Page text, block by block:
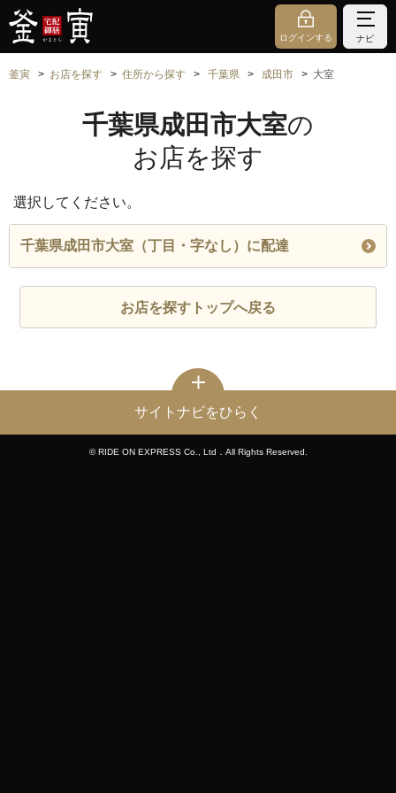
ログインする ナビ
釜寅 お店を探す 住所から探す 千葉県 成田市 大室
千葉県成田市大室の
お店を探す
選択してください。
千葉県成田市大室（丁目・字なし）に配達
お店を探すトップへ戻る
サイトナビをひらく
© RIDE ON EXPRESS Co., Ltd．All Rights Reserved.